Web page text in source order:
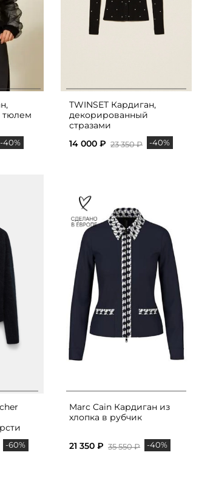
тюлем
-40%
TWINSET Кардиган,
декорированный
стразами
14 000 ₽ 23 350 ₽ -40%
-60%
Marc Cain Кардиган из
хлопка в рубчик
21 350 ₽ 35 550 ₽ -40%